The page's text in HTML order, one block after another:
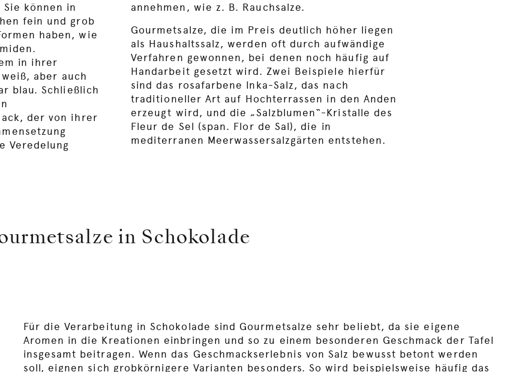
Sie können in
fein und grob
haben, wie
in ihrer
aber auch
blau. Schließlich
der von ihrer
Veredelung
annehmen, wie z. B. Rauchsalze.
Gourmetsalze, die im Preis deutlich höher liegen
als Haushaltssalz, werden oft durch aufwändige
Verfahren gewonnen, bei denen noch häufig auf
Handarbeit gesetzt wird. Zwei Beispiele hierfür
sind das rosafarbene Inka-Salz, das nach
traditioneller Art auf Hochterrassen in den Anden
erzeugt wird, und die „Salzblumen“-Kristalle des
Fleur de Sel (span. Flor de Sal), die in
mediterranen Meerwassersalzgärten entstehen.
in Schokolade
Für die Verarbeitung in Schokolade sind Gourmetsalze sehr beliebt, da sie eigene
Aromen in die Kreationen einbringen und so zu einem besonderen Geschmack der Tafel
insgesamt beitragen. Wenn das Geschmackserlebnis von Salz bewusst betont werden
soll, eignen sich grobkörnigere Varianten besonders. So wird beispielsweise häufig das